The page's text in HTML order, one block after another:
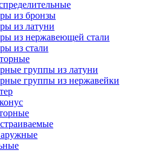
из бронзы
из латуни
из нержавеющей стали
из стали
группы из латуни
группы из нержавейки